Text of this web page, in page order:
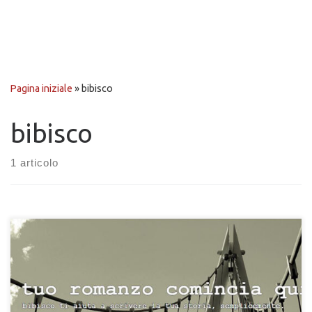
Pagina iniziale » bibisco
bibisco
1 articolo
Sei alla ricerca di un software per scrivere i vostri romanzi? Io
ne ho trovato uno molto interessante. Questo software si
chiama “Bibisco” , è completo di tool e funzioni adatte a
rendere agevole la stesura del
background dei personaggi e dell’intreccio narrativo, Per i